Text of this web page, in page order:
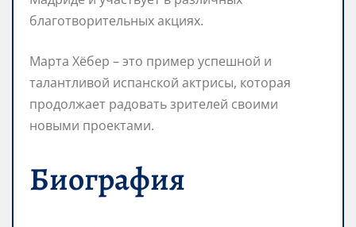
благотворительных акциях.
Марта Хёбер – это пример успешной и
талантливой испанской актрисы, которая
продолжает радовать зрителей своими
новыми проектами.
Биография